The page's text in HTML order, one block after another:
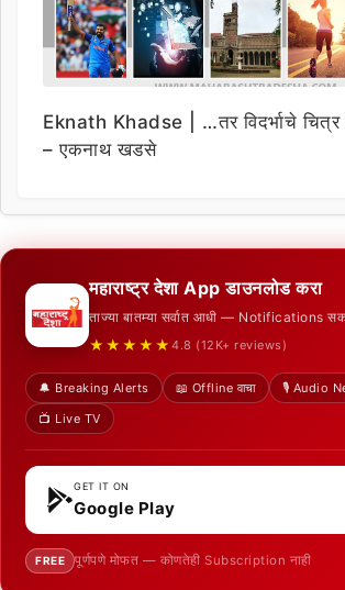
Eknath Khadse | …तर विदर्भाचे
– एकनाथ खडसे
महाराष्ट्र देशा App डाउनलोड करा
ताज्या बातम्या सर्वात आधी — Notifications
★★★★★ 4.8 (12K+ reviews)
🔔 Breaking Alerts 📖 Offline वाचा
🎙️ Audio
📺 Live TV
GET IT ON
Google Play
FREE पूर्णपणे मोफत — कोणतेही Subscription नाही